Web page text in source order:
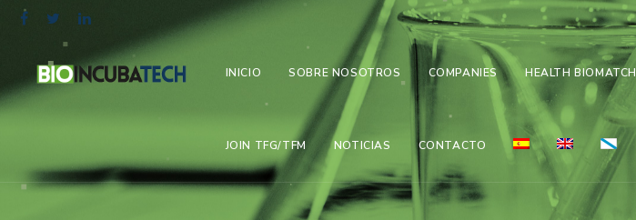
INICIO SOBRE NOSOTROS COMPANIES HEALTH BIOMATCH
JOIN TFG/TFM NOTICIAS CONTACTO